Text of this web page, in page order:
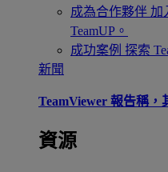
成為合作夥伴 加
TeamUP。
成功案例 探索
新聞
TeamViewer 報告稱，
資源